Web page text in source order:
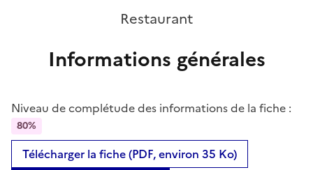
Restaurant
Informations générales
Niveau de complétude des informations de la fiche :
80%
Télécharger la fiche (PDF, environ 35 Ko)